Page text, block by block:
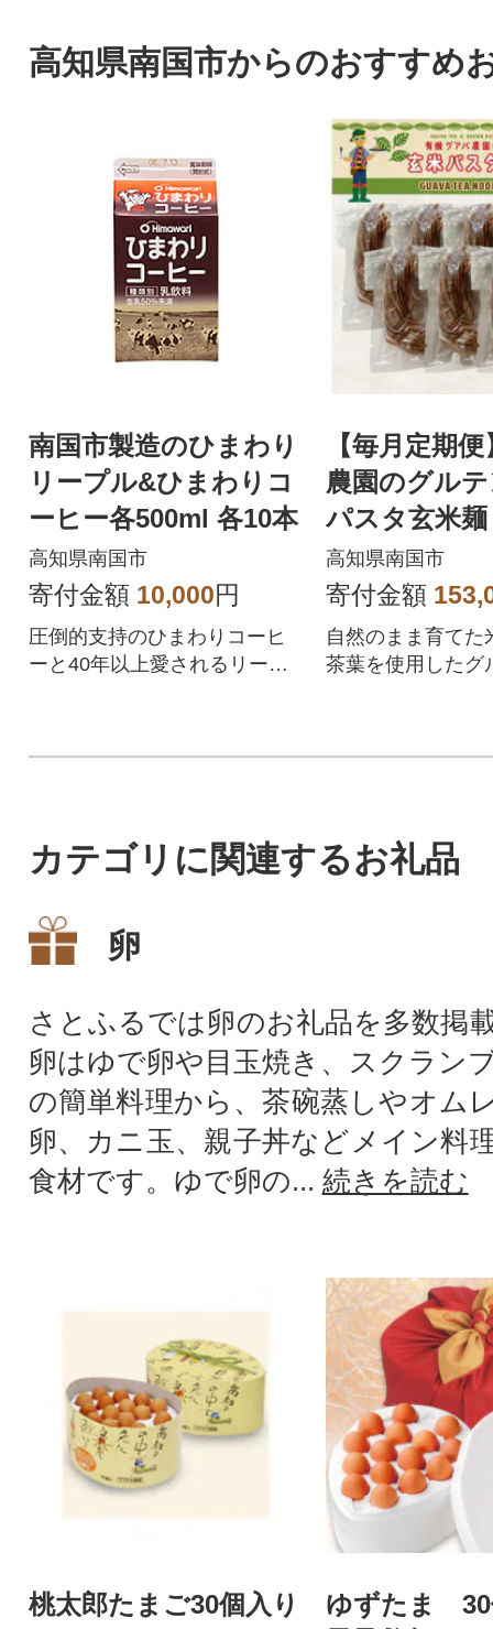
高知県南国市からのおすすめ
南国市製造のひまわり
リープル&ひまわりコ
ーヒー各500ml 各10本
高知県南国市
寄付金額 10,000円
圧倒的支持のひまわりコーヒ
ーと40年以上愛されるリープ
【毎月定期
農園のグル
パスタ玄米
ット 全12回
高知県南国市
寄付金額
自然のまま育てた
茶葉を使用したグ
カテゴリに関連するお礼品
卵
さとふるでは卵のお礼品を多数掲
卵はゆで卵や目玉焼き、スクラン
の簡単料理から、茶碗蒸しやオム
卵、カニ玉、親子丼などメイン料
食材です。ゆで卵の... 続きを読む
桃太郎たまご30個入り
ゆずたま